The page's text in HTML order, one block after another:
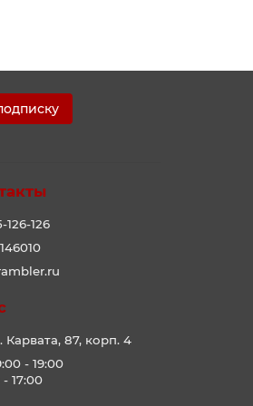
126-126
Карвата, 87, корп. 4
- 19:00
- 17:00